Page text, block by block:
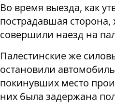
Во время выезда, как
пострадавшая
совершили наезд на
Палестинские же
остановили
покинувших место
них была задержана